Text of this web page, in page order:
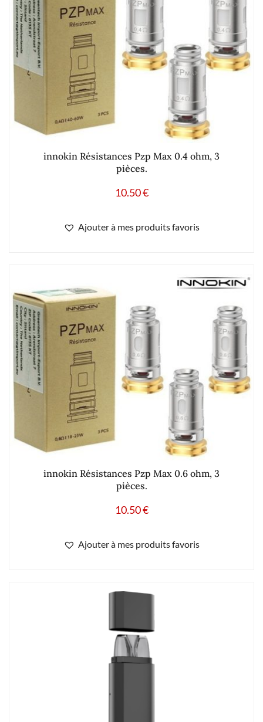
innokin Résistances Pzp Max 0.4 ohm, 3
pièces.
10.50€
Ajouter à mes produits favoris
innokin Résistances Pzp Max 0.6 ohm, 3
pièces.
10.50€
Ajouter à mes produits favoris